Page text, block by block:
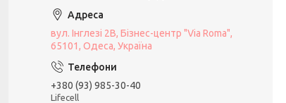
вул. Інглезі 2В, Бізнес-центр "Via Roma",
65101, Одеса, Україна
+380 (93) 985-30-40
Lifecell